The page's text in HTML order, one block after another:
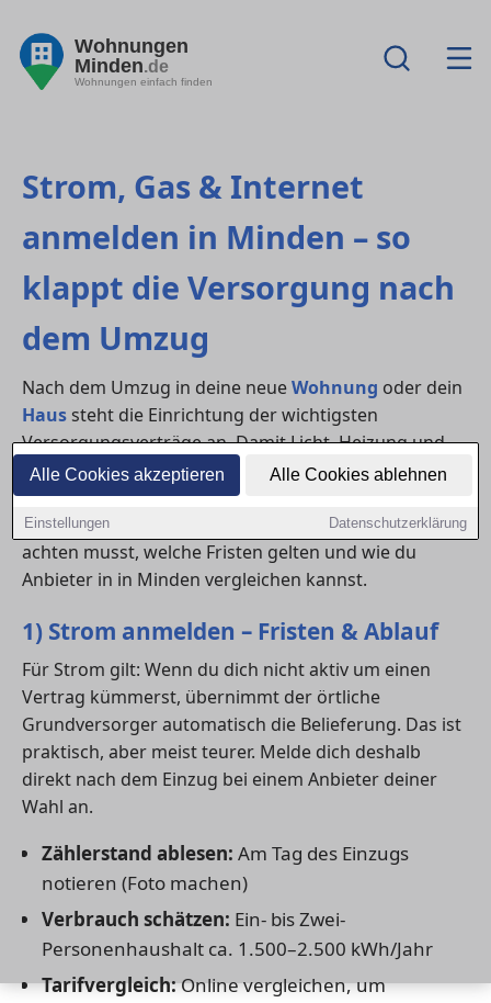
Alle Cookies akzeptieren Alle Cookies ablehnen
Einstellungen Datenschutzerklärung
Wohnungen
Minden.de
Wohnungen einfach finden
Strom, Gas & Internet
anmelden in Minden – so
klappt die Versorgung nach
dem Umzug
Nach dem Umzug in deine neueWohnung oder dein
Haus steht die Einrichtung der wichtigsten
Versorgungsverträge an. Damit Licht, Heizung und
WLAN vom ersten Tag an funktionieren, solltest du
dich rechtzeitig um die Anmeldung von
undInternet
kümmern. Hier erfährst du, worauf du
achten musst, welche Fristen gelten und wie du
Anbieter in in Minden vergleichen kannst.
1) Strom anmelden – Fristen & Ablauf
Für Strom gilt: Wenn du dich nicht aktiv um einen
Vertrag kümmerst, übernimmt der örtliche
Grundversorger automatisch die Belieferung. Das ist
praktisch, aber meist teurer. Melde dich deshalb
direkt nach dem Einzug bei einem Anbieter deiner
Wahl an.
Zählerstand ablesen: Am Tag des Einzugs
notieren (Foto machen)
Verbrauch schätzen: Ein- bis Zwei-
Personenhaushalt ca. 1.500–2.500 kWh/Jahr
Tarifvergleich:Online vergleichen, um